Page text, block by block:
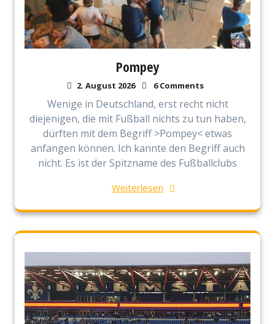
Pompey
2. August 2026 6 Comments
Wenige in Deutschland, erst recht nicht
diejenigen, die mit Fußball nichts zu tun haben,
dürften mit dem Begriff >Pompey< etwas
anfangen können. Ich kannte den Begriff auch
nicht. Es ist der Spitzname des Fußballclubs
Weiterlesen